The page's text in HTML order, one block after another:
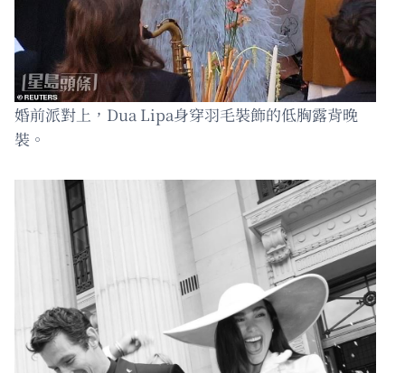
婚前派對上，Dua Lipa身穿羽毛裝飾的低胸露背晚
裝。